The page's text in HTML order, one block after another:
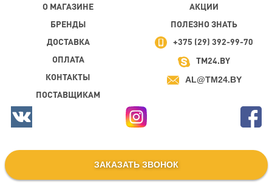
О МАГАЗИНЕ
БРЕНДЫ
АКЦИИ
ПОЛЕЗНО ЗНАТЬ
ДОСТАВКА
ОПЛАТА
КОНТАКТЫ
ПОСТАВЩИКАМ
+375 (29) 392-99-70
TM24.BY
AL@TM24.BY
ЗАКАЗАТЬ ЗВОНОК